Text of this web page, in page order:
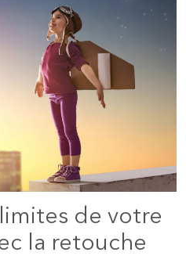
de votre
la retouche